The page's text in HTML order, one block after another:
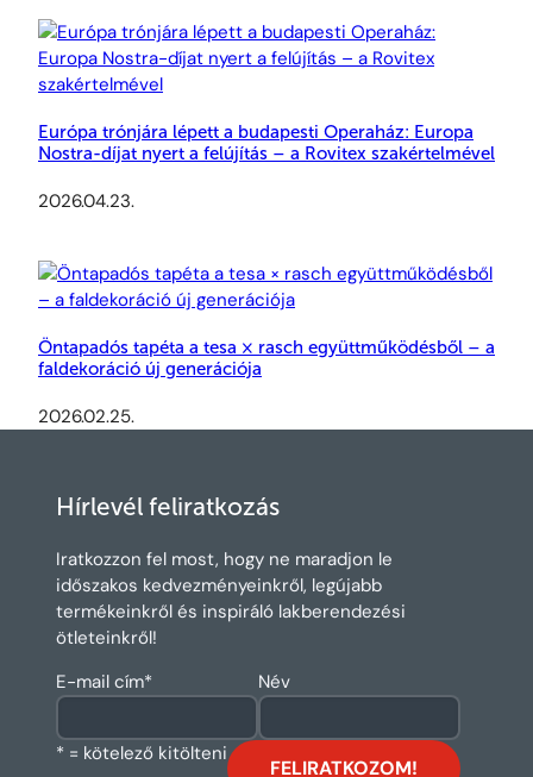
Európa trónjára lépett a budapesti Operaház: Europa
Nostra-díjat nyert a felújítás – a Rovitex szakértelmével
2026.04.23.
Öntapadós tapéta a tesa × rasch együttműködésből – a
faldekoráció új generációja
2026.02.25.
Hírlevél feliratkozás
Iratkozzon fel most, hogy ne maradjon le
időszakos kedvezményeinkről, legújabb
termékeinkről és inspiráló lakberendezési
ötleteinkről!
E-mail cím* Név
* = kötelező kitölteni